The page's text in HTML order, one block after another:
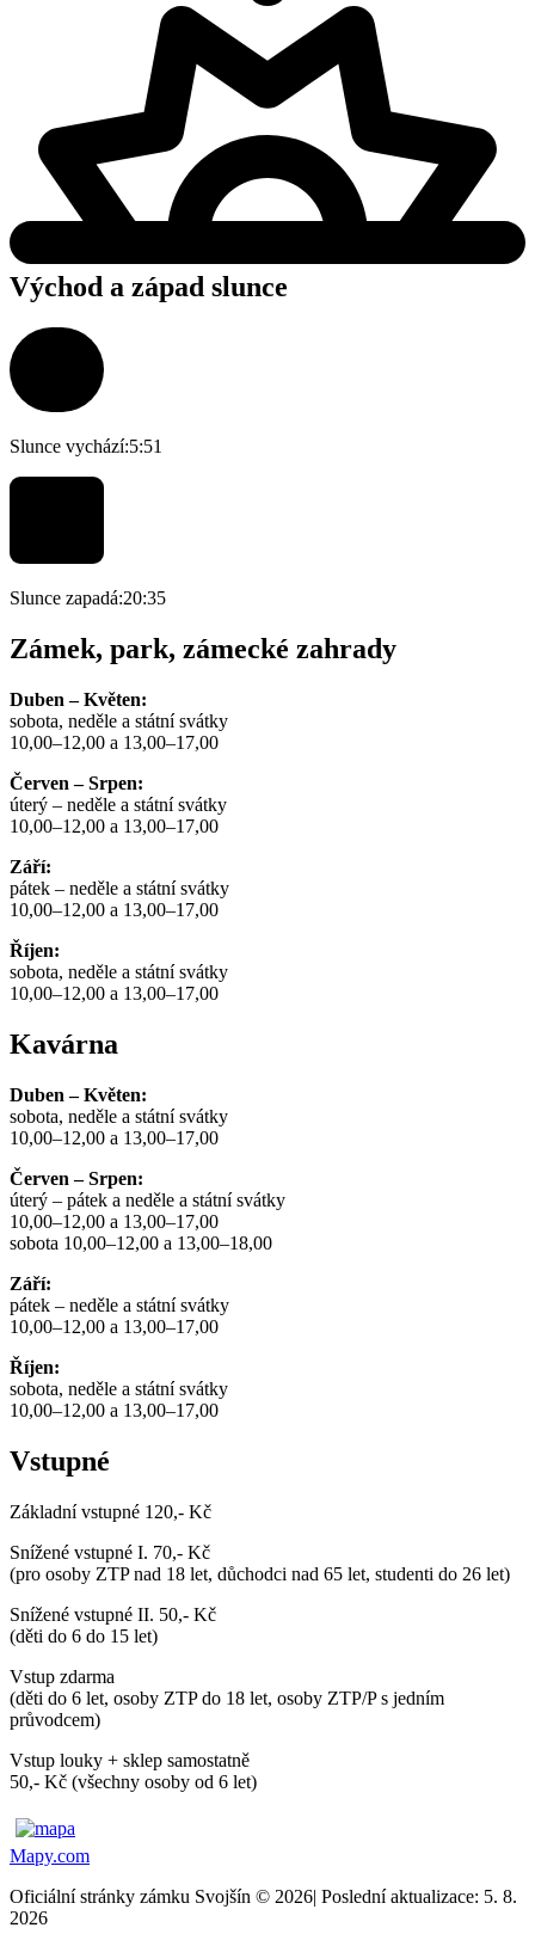
Východ a západ slunce
Slunce vychází:5:51
Slunce zapadá:20:35
Zámek, park, zámecké zahrady
Duben – Květen:
sobota, neděle a státní svátky
10,00–12,00 a 13,00–17,00
Červen – Srpen:
úterý – neděle a státní svátky
10,00–12,00 a 13,00–17,00
Září:
pátek – neděle a státní svátky
10,00–12,00 a 13,00–17,00
Říjen:
sobota, neděle a státní svátky
10,00–12,00 a 13,00–17,00
Kavárna
Duben – Květen:
sobota, neděle a státní svátky
10,00–12,00 a 13,00–17,00
Červen – Srpen:
úterý – pátek a neděle a státní svátky
10,00–12,00 a 13,00–17,00
sobota 10,00–12,00 a 13,00–18,00
Září:
pátek – neděle a státní svátky
10,00–12,00 a 13,00–17,00
Říjen:
sobota, neděle a státní svátky
10,00–12,00 a 13,00–17,00
Vstupné
Základní vstupné 120,- Kč
Snížené vstupné I. 70,- Kč
(pro osoby ZTP nad 18 let, důchodci nad 65 let, studenti do 26 let)
Snížené vstupné II. 50,- Kč
(děti do 6 do 15 let)
Vstup zdarma
(děti do 6 let, osoby ZTP do 18 let, osoby ZTP/P s jedním
průvodcem)
Vstup louky + sklep samostatně
50,- Kč (všechny osoby od 6 let)
Mapy.com
Oficiální stránky zámku Svojšín © 2026| Poslední aktualizace: 5. 8.
2026